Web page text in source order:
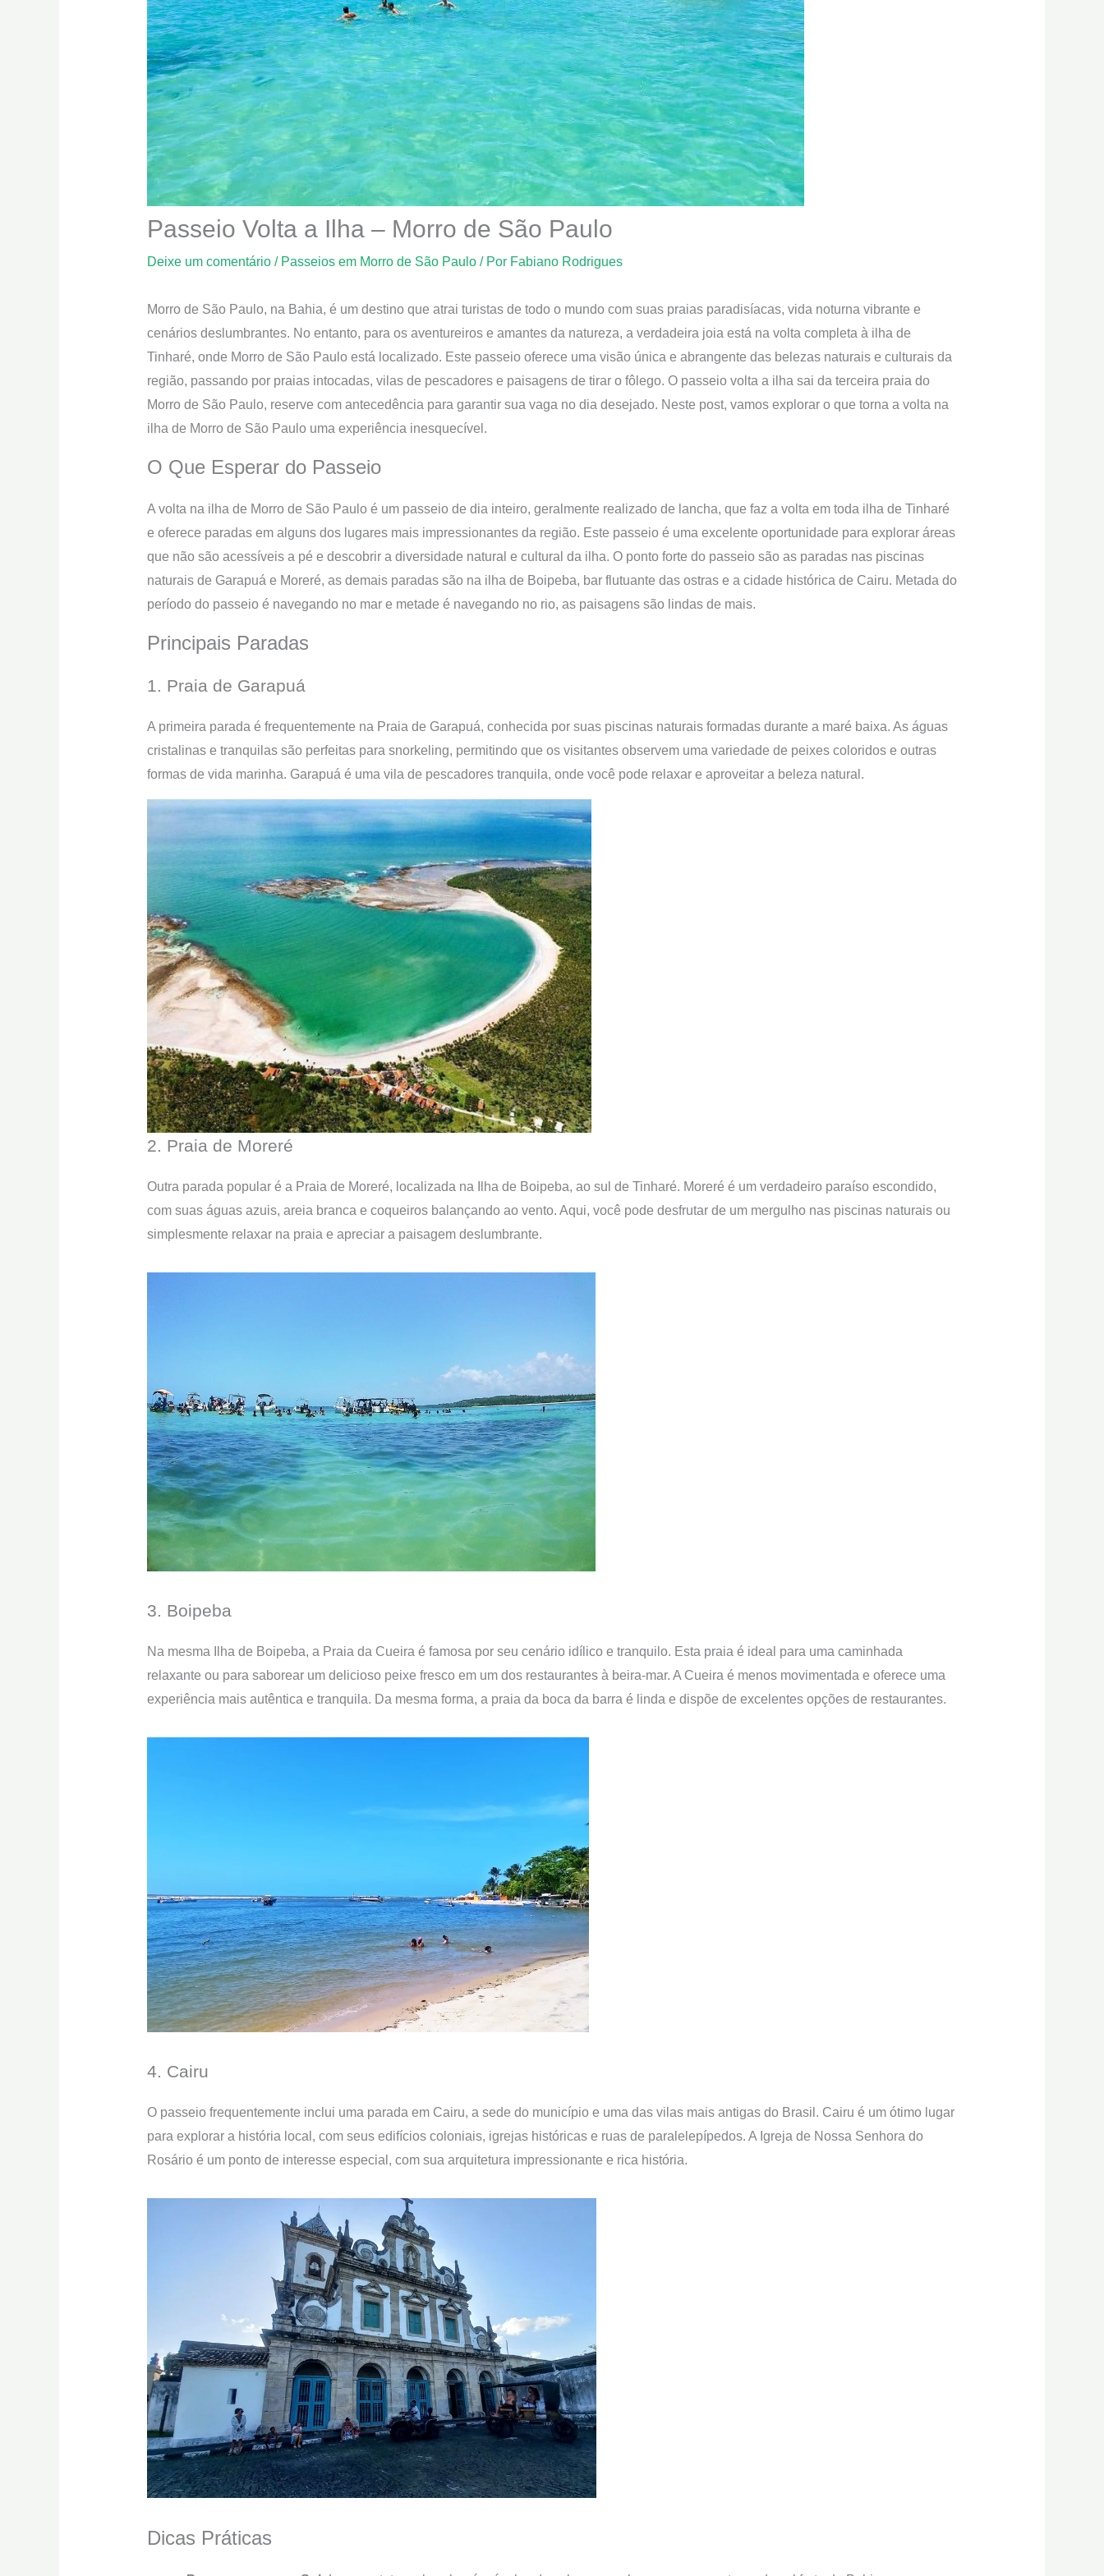
Passeio Volta a Ilha – Morro de São Paulo
Deixe um comentário / Passeios em Morro de São Paulo/ Por Fabiano Rodrigues
Morro de São Paulo, na Bahia, é um destino que atrai turistas de todo o mundo com suas praias paradisíacas, vida noturna vibrante e
cenários deslumbrantes. No entanto, para os aventureiros e amantes da natureza, a verdadeira joia está na volta completa à ilha de
Tinharé, onde Morro de São Paulo está localizado. Este passeio oferece uma visão única e abrangente das belezas naturais e culturais da
região, passando por praias intocadas, vilas de pescadores e paisagens de tirar o fôlego. O passeio volta a ilha sai da terceira praia do
Morro de São Paulo, reserve com antecedência para garantir sua vaga no dia desejado. Neste post, vamos explorar o que torna a volta na
ilha de Morro de São Paulo uma experiência inesquecível.
O Que Esperar do Passeio
A volta na ilha de Morro de São Paulo é um passeio de dia inteiro, geralmente realizado de lancha, que faz a volta em toda ilha de Tinharé
e oferece paradas em alguns dos lugares mais impressionantes da região. Este passeio é uma excelente oportunidade para explorar áreas
que não são acessíveis a pé e descobrir a diversidade natural e cultural da ilha. O ponto forte do passeio são as paradas nas piscinas
naturais de Garapuá e Moreré, as demais paradas são na ilha de Boipeba, bar flutuante das ostras e a cidade histórica de Cairu. Metada do
período do passeio é navegando no mar e metade é navegando no rio, as paisagens são lindas de mais.
Principais Paradas
1. Praia de Garapuá
A primeira parada é frequentemente na Praia de Garapuá, conhecida por suas piscinas naturais formadas durante a maré baixa. As águas
cristalinas e tranquilas são perfeitas para snorkeling, permitindo que os visitantes observem uma variedade de peixes coloridos e outras
formas de vida marinha. Garapuá é uma vila de pescadores tranquila, onde você pode relaxar e aproveitar a beleza natural.
2. Praia de Moreré
Outra parada popular é a Praia de Moreré, localizada na Ilha de Boipeba, ao sul de Tinharé. Moreré é um verdadeiro paraíso escondido,
com suas águas azuis, areia branca e coqueiros balançando ao vento. Aqui, você pode desfrutar de um mergulho nas piscinas naturais ou
simplesmente relaxar na praia e apreciar a paisagem deslumbrante.
3. Boipeba
Na mesma Ilha de Boipeba, a Praia da Cueira é famosa por seu cenário idílico e tranquilo. Esta praia é ideal para uma caminhada
relaxante ou para saborear um delicioso peixe fresco em um dos restaurantes à beira-mar. A Cueira é menos movimentada e oferece uma
experiência mais autêntica e tranquila. Da mesma forma, a praia da boca da barra é linda e dispõe de excelentes opções de restaurantes.
4. Cairu
O passeio frequentemente inclui uma parada em Cairu, a sede do município e uma das vilas mais antigas do Brasil. Cairu é um ótimo lugar
para explorar a história local, com seus edifícios coloniais, igrejas históricas e ruas de paralelepípedos. A Igreja de Nossa Senhora do
Rosário é um ponto de interesse especial, com sua arquitetura impressionante e rica história.
Dicas Práticas